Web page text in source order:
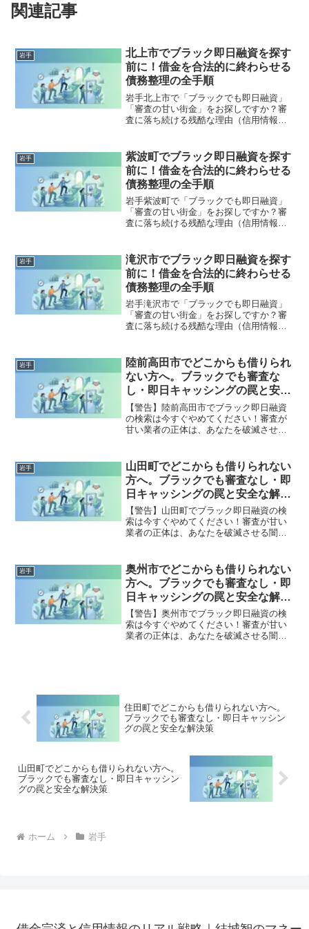
関連記事
岩手
北上市でブラック即日融資を探す
前に！借金を合法的に終わらせる
債務整理の全手順
岩手北上市で「ブラックでも即日融資」
「審査の甘い街金」をお探しですか？審
査に落ち続ける残酷な理由（信用情報と
底解説。多重債務の地獄から抜け出し、
合法的に借金を減額・免除する「債務整
理」の正しい知識と、今すぐ督促を止め
る無料相談窓口をご案内します。
岩手
紫波町でブラック即日融資を探す
前に！借金を合法的に終わらせる
債務整理の全手順
岩手紫波町で「ブラックでも即日融資」
「審査の甘い街金」をお探しですか？審
査に落ち続ける残酷な理由（信用情報と
底解説。多重債務の地獄から抜け出し、
合法的に借金を減額・免除する「債務整
理」の正しい知識と、今すぐ督促を止め
る無料相談窓口をご案内します。
岩手
滝沢市でブラック即日融資を探す
前に！借金を合法的に終わらせる
債務整理の全手順
岩手滝沢市で「ブラックでも即日融資」
「審査の甘い街金」をお探しですか？審
査に落ち続ける残酷な理由（信用情報と
底解説。多重債務の地獄から抜け出し、
合法的に借金を減額・免除する「債務整
理」の正しい知識と、今すぐ督促を止め
る無料相談窓口をご案内します。
岩手
陸前高田市でどこからも借りられ
ない方へ。ブラックでも審査な
し・即日キャッシングの罠と安全
な解決策
【警告】陸前高田市でブラック即日融資
の検索は今すぐやめてください！審査が
甘い業者の正体は、あなたを破滅させる
陸前高田市で違法業者を避け、借金地獄
から抜け出した方々の実体験と確実な解
決策を完全公開。
岩手
山田町でどこからも借りられない
方へ。ブラックでも審査なし・即
日キャッシングの罠と安全な解決
策
【警告】山田町でブラック即日融資の検
索は今すぐやめてください！審査が甘い
業者の正体は、あなたを破滅させる闇金
町で違法業者を避け、借金地獄から抜け
出した方々の実体験と確実な解決策を完
全公開。
岩手
奥州市でどこからも借りられない
方へ。ブラックでも審査なし・即
日キャッシングの罠と安全な解決
策
【警告】奥州市でブラック即日融資の検
索は今すぐやめてください！審査が甘い
業者の正体は、あなたを破滅させる闇金
住田町でどこからも借りられない方へ。
ブラックでも審査なし・即日キャッシン
グの罠と安全な解決策
山田町でどこからも借りられない方へ。
ブラックでも審査なし・即日キャッシン
グの罠と安全な解決策
ホーム 岩手